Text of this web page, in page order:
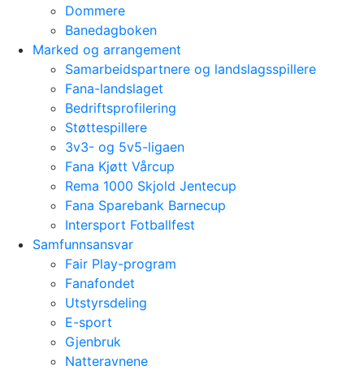
Dommere
Banedagboken
Marked og arrangement
Samarbeidspartnere og landslagsspillere
Fana-landslaget
Bedriftsprofilering
Støttespillere
3v3- og 5v5-ligaen
Fana Kjøtt Vårcup
Rema 1000 Skjold Jentecup
Fana Sparebank Barnecup
Intersport Fotballfest
Samfunnsansvar
Fair Play-program
Fanafondet
Utstyrsdeling
E-sport
Gjenbruk
Natteravnene